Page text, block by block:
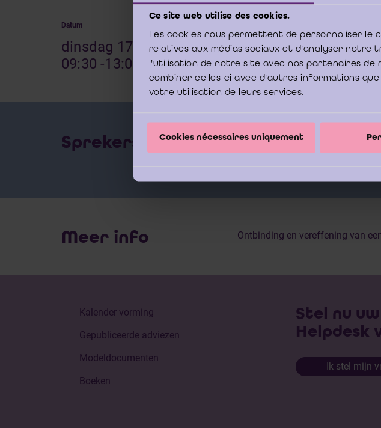
Ce site web utilise des cookies.
Les cookies nous permettent de personnaliser
relatives aux médias sociaux et d'analyser notre
l'utilisation de notre site avec nos partenaires de
combiner celles-ci avec d'autres informations
votre utilisation de leurs services.
Cookies nécessaires uniquement
Datum
dinsdag 17 juni 2014 -
09:30 -13:00
Boulevard Emile
Brussel/Bruxelles
Sprekers BLAUWBLOMME Nathalie
Meer info Ontbinding en vereffening van
Kalender vorming
Gepubliceerde adviezen
Modeldocumenten
Boeken
Stel nu
Helpdesk
Ik stel mijn